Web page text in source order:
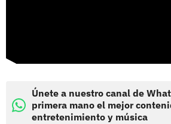
Únete a nuestro canal de
primera mano el mejor
entretenimiento y música